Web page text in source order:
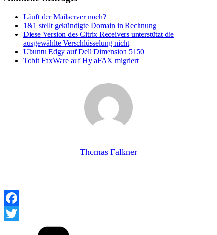
Läuft der Mailserver noch?
1&1 stellt gekündigte Domain in Rechnung
Diese Version des Citrix Receivers unterstützt die
ausgewählte Verschlüsselung nicht
Ubuntu Edgy auf Dell Dimension 5150
Tobit FaxWare auf HylaFAX migriert
Thomas Falkner
Facebook